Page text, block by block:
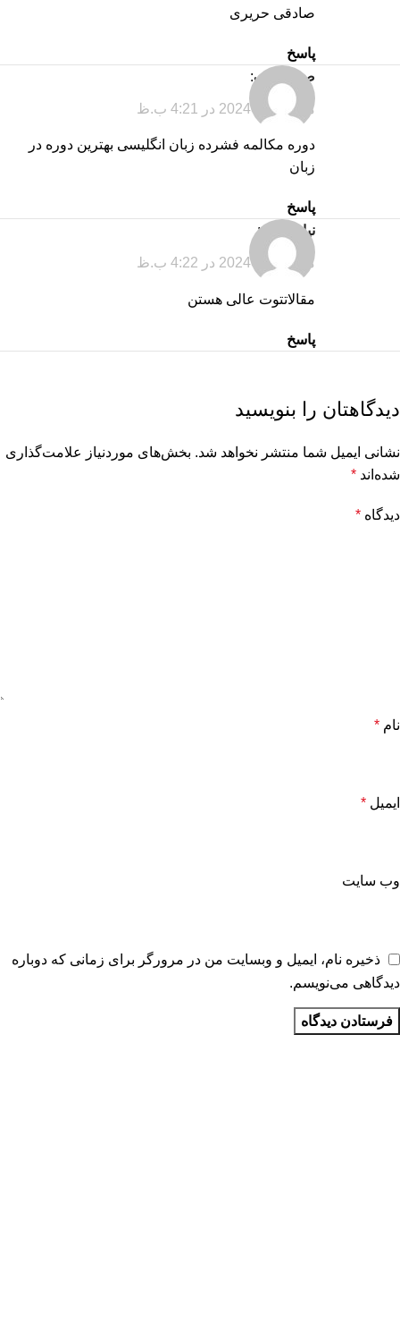
صادقی حریری
پاسخ
صنم
گفت:
مارس 12, 2024 در 4:21 ب.ظ
دوره مکالمه فشرده زبان انگلیسی بهترین دوره در
زبان
پاسخ
نیاز
گفت:
مارس 12, 2024 در 4:22 ب.ظ
مقالاتتوت عالی هستن
پاسخ
دیدگاهتان را بنویسید
نشانی ایمیل شما منتشر نخواهد شد. بخش‌های موردنیاز علامت‌گذاری
شده‌اند *
دیدگاه *
نام *
ایمیل *
وب‌ سایت
ذخیره نام، ایمیل و وبسایت من در مرورگر برای زمانی که دوباره
دیدگاهی می‌نویسم.